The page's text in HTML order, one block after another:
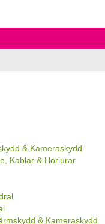
& Kameraskydd
Kablar & Hörlurar
& Kameraskydd